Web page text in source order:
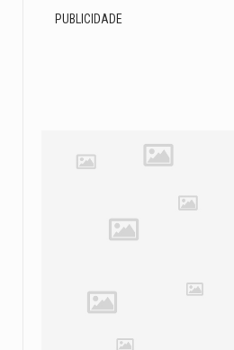
PUBLICIDADE